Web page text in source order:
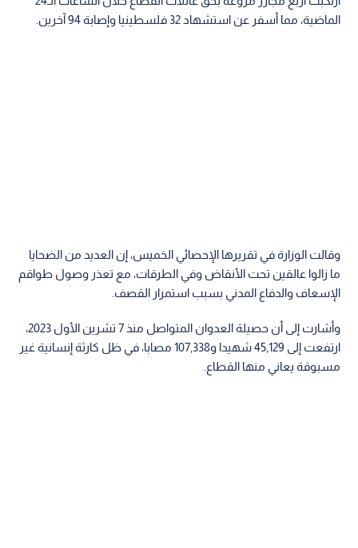
الماضية، مما أسفر عن استشهاد 32 فلسطينيا وإصابة 94 آخرين.
وقالت الوزارة في تقريرها الإحصائي الخميس، إن العديد من الضحايا
ما زالوا عالقين تحت الأنقاض وفي الطرقات، مع تعذر وصول طواقم
الإسعاف والدفاع المدني بسبب استمرار القصف.
وأشارت إلى أن حصيلة العدوان المتواصل منذ 7 تشرين الأول 2023،
ارتفعت إلى 45,129 شهيدا و107,338 مصابا، في ظل كارثة إنسانية غير
مسبوقة يعاني منها القطاع.